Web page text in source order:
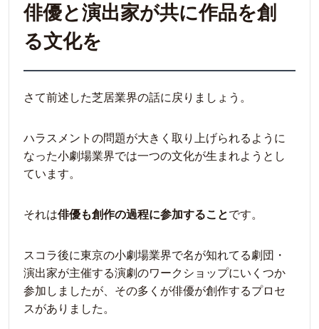
俳優と演出家が共に作品を創
る文化を
さて前述した芝居業界の話に戻りましょう。
ハラスメントの問題が大きく取り上げられるように
なった小劇場業界では一つの文化が生まれようとし
ています。
それは俳優も創作の過程に参加することです。
スコラ後に東京の小劇場業界で名が知れてる劇団・
演出家が主催する演劇のワークショップにいくつか
参加しましたが、その多くが俳優が創作するプロセ
スがありました。